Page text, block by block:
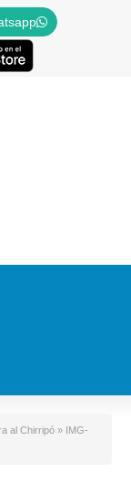
al Chirripó » IMG-